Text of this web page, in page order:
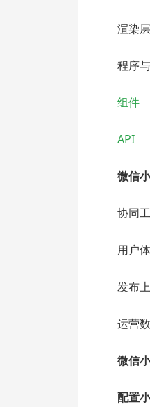
渲染
程序
组件
API
微信
协同
用户
发布
运营
微信
配置